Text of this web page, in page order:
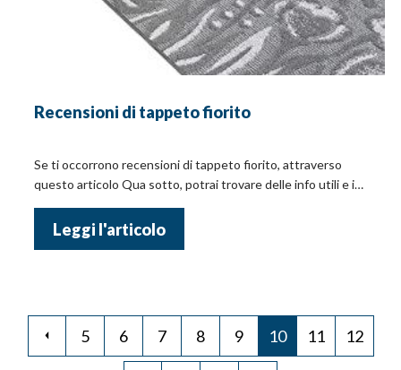
Recensioni di tappeto fiorito
Se ti occorrono recensioni di tappeto fiorito, attraverso
questo articolo Qua sotto, potrai trovare delle info utili e i
Leggi l'articolo
5 6 7 8 9 10 11 12